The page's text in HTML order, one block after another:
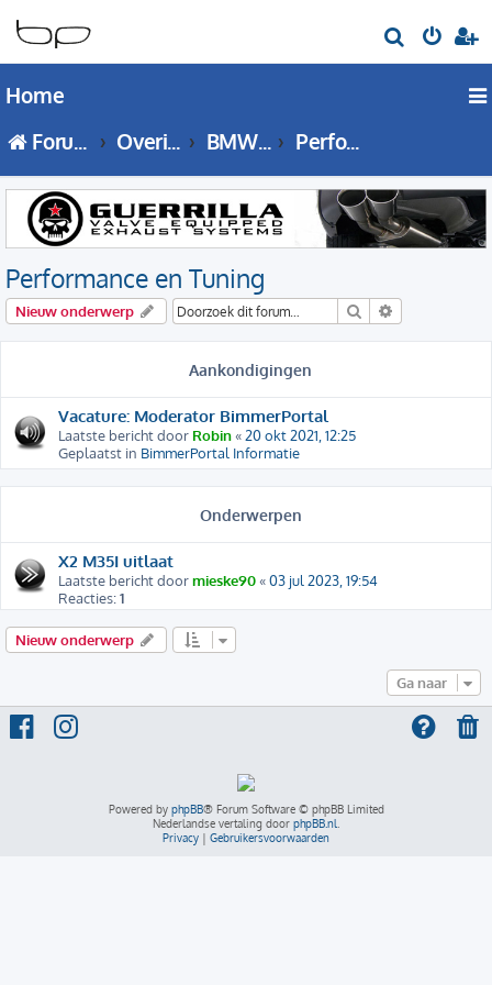
o
Home
Forumoverzicht
Overige Series BMW Overige Series Forum Performance en Tuning
Performance en Tuning
Nieuw onderwerp Zoek
Aankondigingen
Vacature: Moderator BimmerPortal
Laatste bericht door Robin«20 okt 2021, 12:25
Geplaatst in BimmerPortal Informatie
Onderwerpen
X2 M35I uitlaat
Laatste bericht doormieske90«03 jul 2023, 19:54
Reacties:1
Nieuw onderwerp
Ga naar
Powered by phpBB® Forum Software © phpBB Limited
Nederlandse vertaling door phpBB.nl
Privacy
Gebruikersvoorwaarden